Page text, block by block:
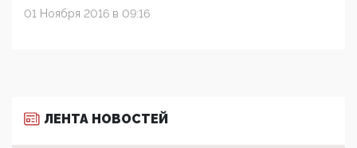
01 Ноября 2016 в 09:16
ЛЕНТА НОВОСТЕЙ